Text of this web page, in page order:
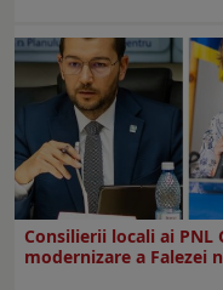
Consilierii locali ai
modernizare a Falezei